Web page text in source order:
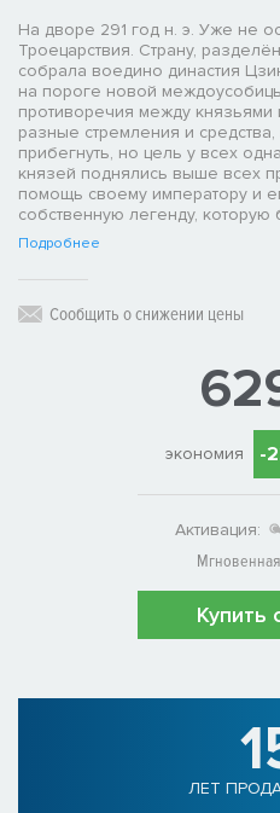
На дворе 291 год н. э. Уже не
Троецарствия. Страну,
собрала воедино династия
на пороге новой
противоречия между князьями
разные стремления и
прибегнуть, но цель у всех
князей поднялись выше всех
помощь своему императору и
собственную легенду, которую
Подробнее
Сообщить о снижении цены
экономия -
Активация:
Купить
ЛЕТ